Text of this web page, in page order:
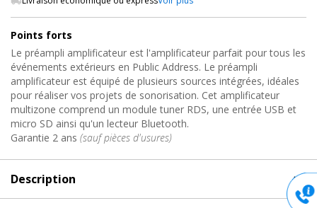
Points forts
Le préampli amplificateur est l'amplificateur parfait pour tous les
événements extérieurs en Public Address. Le préampli
amplificateur est équipé de plusieurs sources intégrées, idéales
pour réaliser vos projets de sonorisation. Cet amplificateur
multizone comprend un module tuner RDS, une entrée USB et
micro SD ainsi qu'un lecteur Bluetooth.
Garantie 2 ans (sauf pièces d'usures)
Description